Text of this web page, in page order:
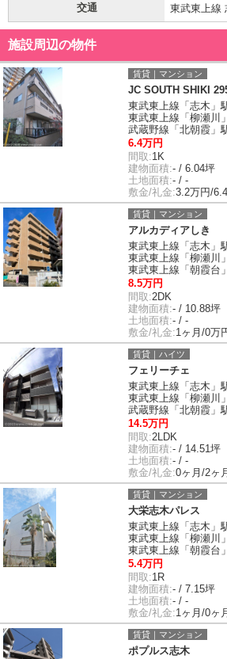
交通 東武東上線
施設周辺の物件
賃貸｜マンション
JC SOUTH SHIKI
東武東上線「志木」
東武東上線「柳瀬川
武蔵野線「北朝霞」
6.4万円
間取:1K
建物面積:- / 6.04坪
土地面積:- / -
敷金/礼金:3.2万円/
賃貸｜マンション
アルカディアしき
東武東上線「志木」
東武東上線「柳瀬川
東武東上線「朝霞台
8.5万円
間取:2DK
建物面積:- / 10.88坪
土地面積:- / -
敷金/礼金:1ヶ月/0万
賃貸｜ハイツ
フェリーチェ
東武東上線「志木」
東武東上線「柳瀬川
武蔵野線「北朝霞」
14.5万円
間取:2LDK
建物面積:- / 14.51坪
土地面積:- / -
敷金/礼金:0ヶ月/2ヶ
賃貸｜マンション
大栄志木パレス
東武東上線「志木」
東武東上線「柳瀬川
東武東上線「朝霞台
5.4万円
間取:1R
建物面積:- / 7.15坪
土地面積:- / -
敷金/礼金:1ヶ月/0ヶ
賃貸｜マンション
ポプルス志木